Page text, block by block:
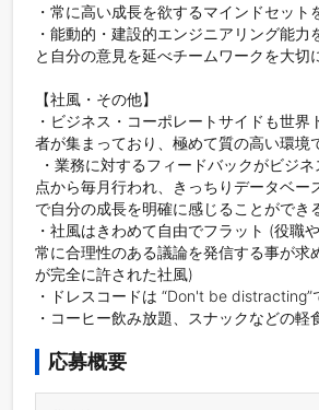
・常に高い成長を欲するマインドセット
・能動的・建設的エンジニアリング能力
と自分の意見を延べチームワークを大切
【社風・その他】
・ビジネス・コーポレートサイドも世界
者が集まっており、極めて質の高い環境
・業務に対するフィードバックがビジ
点から毎月行われ、きっちりデータベー
で自分の成長を明確に感じることができ
・社風はきわめて自由でフラット (役職
常に合理性のある議論を発信する事が求
が完全に許された社風)
・ドレスコードは “Don't be distracting”
・コーヒー飲み放題、スナックなどの軽
応募概要